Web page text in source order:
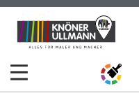
Zum
Inhalt
Zum
Navigationsmenü